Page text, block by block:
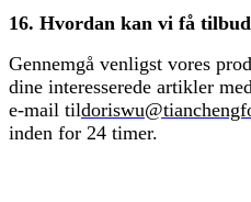
16. Hvordan kan vi få
Gennemgå venligst vores
dine interesserede artikler
e-mail til
inden for 24 timer.